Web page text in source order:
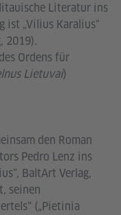
Literatur ins
ist „Vilius Karalius“
2019).
Ordens für
Lietuvai)
den Roman
Pedro Lenz ins
BaltArt Verlag,
seinen
(„Pietinia